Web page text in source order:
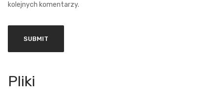
kolejnych komentarzy.